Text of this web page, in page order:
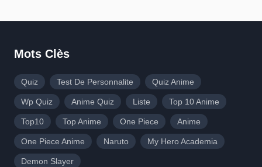
Mots Clès
Quiz Test De Personnalite Quiz Anime
Wp Quiz Anime Quiz Liste Top 10 Anime
Top10 Top Anime One Piece Anime
One Piece Anime Naruto My Hero Academia
Demon Slayer